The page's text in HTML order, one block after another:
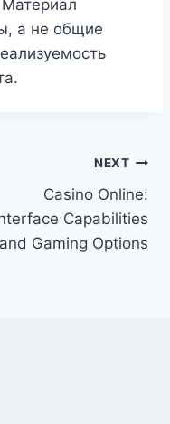
а не общие
NEXT
Casino Online:
Capabilities
and Gaming Options